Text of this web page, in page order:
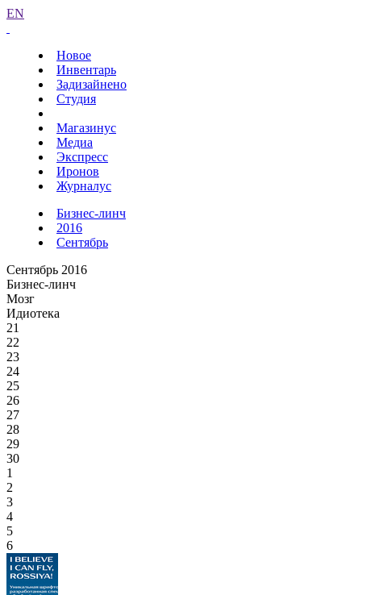
EN
Новое
Инвентарь
Задизайнено
Студия
Магазинус
Медиа
Экспресс
Иронов
Журналус
Бизнес-линч
2016
Сентябрь
Сентябрь 2016
Бизнес-линч
Мозг
Идиотека
21
22
23
24
25
26
27
28
29
30
1
2
3
4
5
6